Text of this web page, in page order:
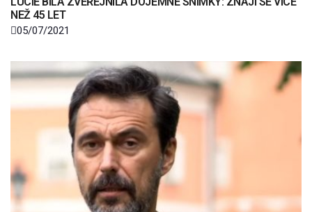
NEŽ 45 LET
05/07/2021